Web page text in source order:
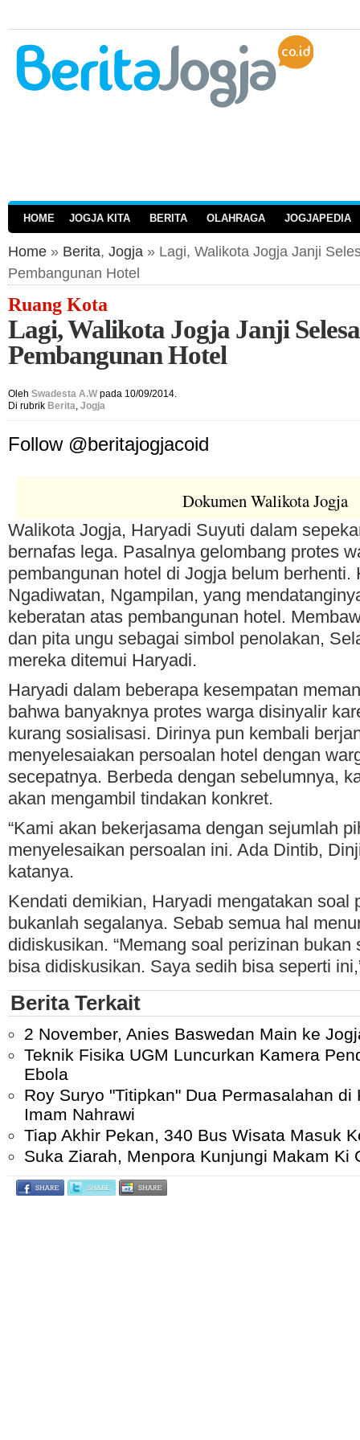
HOME JOGJA KITA BERITA OLAHRAGA JOGJAPEDIA
Home » Berita, Jogja » Lagi, Walikota Jogja Janji
Pembangunan Hotel
Ruang Kota
Lagi, Walikota Jogja Janji
Pembangunan Hotel
Oleh Swadesta A.W pada 10/09/2014.
Di rubrik Berita, Jogja
Follow @beritajogjacoid
Dokumen Walikota Jogja
Walikota Jogja, Haryadi Suyuti dalam
bernafas lega. Pasalnya gelombang protes
pembangunan hotel di Jogja belum berhenti.
Ngadiwatan, Ngampilan, yang
keberatan atas pembangunan hotel.
dan pita ungu sebagai simbol penolakan,
mereka ditemui Haryadi.
Haryadi dalam beberapa kesempatan
bahwa banyaknya protes warga disinyalir
kurang sosialisasi. Dirinya pun kembali
menyelesaiakan persoalan hotel dengan
secepatnya. Berbeda dengan sebelumnya,
akan mengambil tindakan konkret.
“Kami akan bekerjasama dengan sejumlah
menyelesaikan persoalan ini. Ada Dintib,
katanya.
Kendati demikian, Haryadi mengatakan soal
bukanlah segalanya. Sebab semua hal
didiskusikan. “Memang soal perizinan bukan
bisa didiskusikan. Saya sedih bisa seperti
Berita Terkait
2 November, Anies Baswedan Main ke
Teknik Fisika UGM Luncurkan Kamera
Ebola
Roy Suryo "Titipkan" Dua Permasalahan di
Imam Nahrawi
Tiap Akhir Pekan, 340 Bus Wisata Masuk
Suka Ziarah, Menpora Kunjungi Makam Ki